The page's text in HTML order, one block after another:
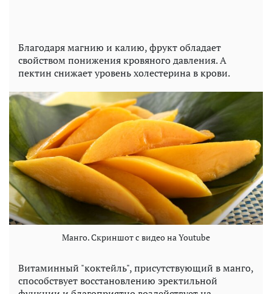
Благодаря магнию и калию, фрукт обладает
свойством понижения кровяного давления. А
пектин снижает уровень холестерина в крови.
Манго. Скриншот с видео на Youtube
Витаминный "коктейль", присутствующий в манго,
способствует восстановлению эректильной